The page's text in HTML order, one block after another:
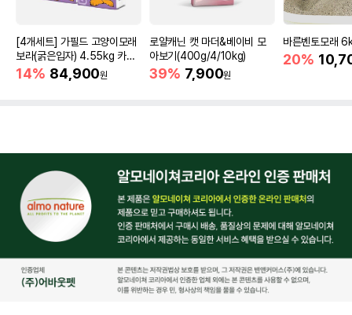
[4개세트] 가필드 고양이모래
보라(굵은입자) 4.55kg 카사
바모래
14% 84,900원
로얄캐닌 캣 마더&베이비 모
아보기(400g/4/10kg)
39% 7,900원
바른벤토모래
20%